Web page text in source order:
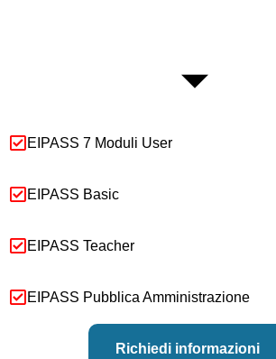
EIPASS 7 Moduli User
EIPASS Basic
EIPASS Teacher
EIPASS Pubblica Amministrazione
Richiedi informazioni